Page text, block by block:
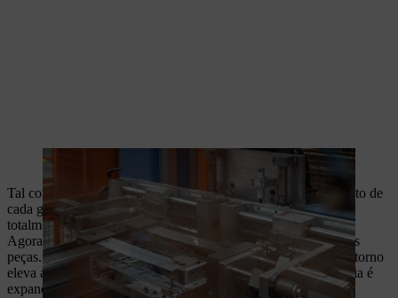
Uma prensa de soldadura comprime as barras-guia de três peças.
Tal como na produção de uma guia maciça, a pista de rolamento de
cada guia de três peças também é temperada numa máquina
totalmente automática da STIHL.
Agora, a estrela de retorno é montada na cabeça da guia de três
peças. Isto reduz a fricção na guia, uma vez que a estrela de retorno
eleva a corrente da guia. Durante a montagem, a cabeça da guia é
expandida e a estrela é introduzida com o rolamento.